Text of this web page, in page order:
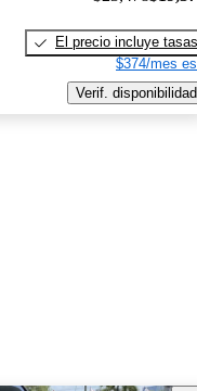
El precio incluye tasas
$374/mes
Verif. disponibilidad